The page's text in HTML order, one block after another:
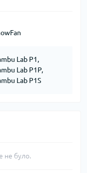
Lab P1,
Lab P1P,
Lab P1S
не було.